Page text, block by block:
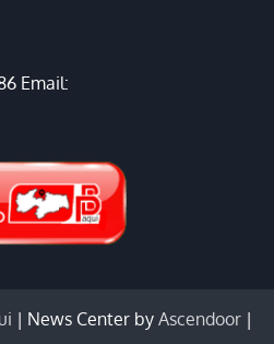
Email:
| News Center by Ascendoor |